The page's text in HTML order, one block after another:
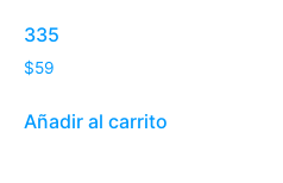
335
$59
Añadir al carrito